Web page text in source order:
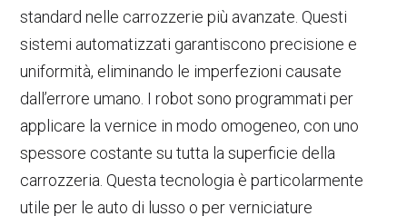
standard nelle carrozzerie più avanzate. Questi
sistemi automatizzati garantiscono precisione e
uniformità, eliminando le imperfezioni causate
dall’errore umano. I robot sono programmati per
applicare la vernice in modo omogeneo, con uno
spessore costante su tutta la superficie della
carrozzeria. Questa tecnologia è particolarmente
utile per le auto di lusso o per verniciature